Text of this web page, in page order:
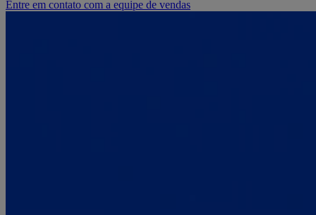
Entre em contato com a equipe de vendas